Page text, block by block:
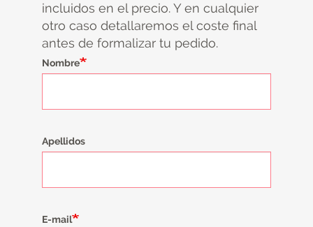
incluidos en el precio. Y en cualquier
otro caso detallaremos el coste final
antes de formalizar tu pedido.
Nombre
Apellidos
E-mail